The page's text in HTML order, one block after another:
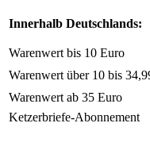
Innerhalb Deutschlands:
Warenwert bis 10 Euro
Warenwert über 10 bis
Warenwert ab 35 Euro
Ketzerbriefe-Abonnement